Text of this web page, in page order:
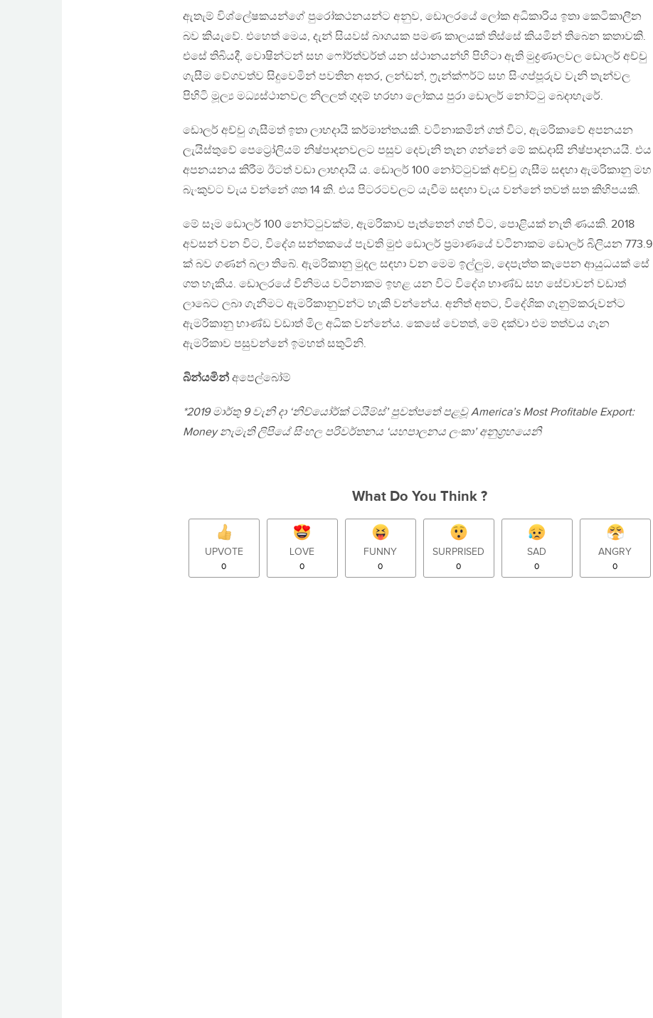
ඇතැම් විශ්ලේෂකයන්ගේ පුරෝකථනයන්ට අනුව, ඩොලරයේ ලෝක අධිකාරිය ඉතා කෙටිකාලීන
බව කියැවේ. එහෙත් මෙය, දැන් සියවස් බාගයක පමණ කාලයක් තිස්සේ කියමින් තිබෙන කතාවකි.
එසේ තිබියදී, වොෂින්ටන් සහ ෆෝර්ත්වර්ත් යන ස්ථානයන්හි පිහිටා ඇති මුද්‍රණාලවල ඩොලර් අච්චු
ගැසීම වේගවත්ව සිදුවෙමින් පවතින අතර, ලන්ඩන්, ෆ‍්‍රැන්ක්ෆර්ට් සහ සිංගප්පූරුව වැනි තැන්වල
පිහිටි මූල්‍ය මධ්‍යස්ථානවල නිලලත් ගුදම් හරහා ලෝකය පුරා ඩොලර් නෝට්ටු බෙදාහැරේ.
ඩොලර් අච්චු ගැසීමත් ඉතා ලාභදායි කර්මාන්තයකි. වටිනාකමින් ගත් විට, ඇමරිකාවේ අපනයන
ලැයිස්තුවේ පෙට්‍රෝලියම් නිෂ්පාදනවලට පසුව දෙවැනි තැන ගන්නේ මේ කඩදාසි නිෂ්පාදනයයි. එය
අපනයනය කිරීම ඊටත් වඩා ලාභදායි ය. ඩොලර් 100 නෝට්ටුවක් අච්චු ගැසීම සඳහා ඇමරිකානු මහ
බැංකුවට වැය වන්නේ ශත 14 කි. එය පිටරටවලට යැවීම සඳහා වැය වන්නේ තවත් සත කිහිපයකි.
මේ සෑම ඩොලර් 100 නෝට්ටුවක්ම, ඇමරිකාව පැත්තෙන් ගත් විට, පොළියක් නැති ණයකි. 2018
අවසන් වන විට, විදේශ සන්තකයේ පැවති මුළු ඩොලර් ප‍්‍රමාණයේ වටිනාකම ඩොලර් බිලියන 773.9
ක් බව ගණන් බලා තිබේ. ඇමරිකානු මුදල සඳහා වන මෙම ඉල්ලුම, දෙපැත්ත කැපෙන ආයුධයක් සේ
ගත හැකිය. ඩොලරයේ විනිමය වටිනාකම ඉහළ යන විට විදේශ භාණ්ඩ සහ සේවාවන් වඩාත්
ලාබෙට ලබා ගැනීමට ඇමරිකානුවන්ට හැකි වන්නේය. අනිත් අතට, විදේශික ගැනුම්කරුවන්ට
ඇමරිකානු භාණ්ඩ වඩාත් මිල අධික වන්නේය. කෙසේ වෙතත්, මේ දක්වා එම තත්වය ගැන
ඇමරිකාව පසුවන්නේ ඉමහත් සතුටිනි.
බින්යමින් අපෙල්බෝම්
*2019 මාර්තු 9 වැනි දා ‘නිව්යෝර්ක් ටයිම්ස්’ පුවත්පතේ පළවූ America’s Most Profitable Export:
Money නැමැති ලිපියේ සිංහල පරිවර්තනය ‘යහපාලනය ලංකා’ අනුග‍්‍රහයෙනි
What Do You Think ?
UPVOTE
0
LOVE
0
FUNNY
0
SURPRISED
0
SAD
0
ANGRY
0